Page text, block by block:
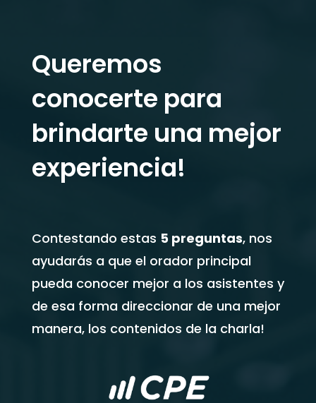
Queremos
conocerte para
brindarte una mejor
experiencia!
Contestando estas 5 preguntas, nos
ayudarás a que el orador principal
pueda conocer mejor a los asistentes y
de esa forma direccionar de una mejor
manera, los contenidos de la charla!